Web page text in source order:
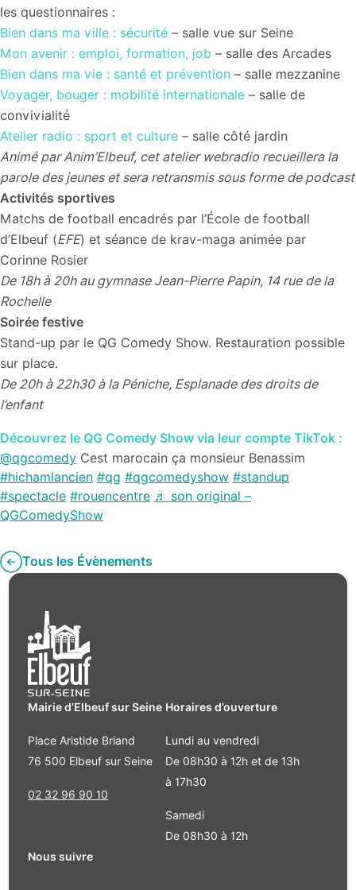
les questionnaires :
Bien dans ma ville : sécurité – salle vue sur Seine
Mon avenir : emploi, formation, job – salle des Arcades
Bien dans ma vie : santé et prévention – salle mezzanine
Voyager, bouger : mobilité internationale – salle de
convivialité
Atelier radio : sport et culture – salle côté jardin
Animé par Anim’Elbeuf, cet atelier webradio recueillera la
parole des jeunes et sera retransmis sous forme de podcast
Activités sportives
Matchs de football encadrés par l’École de football
d’Elbeuf (EFE) et séance de krav-maga animée par
Corinne Rosier
De 18h à 20h au gymnase Jean-Pierre Papin, 14 rue de la
Rochelle
Soirée festive
Stand-up par le QG Comedy Show. Restauration possible
sur place.
De 20h à 22h30 à la Péniche, Esplanade des droits de
l’enfant
Découvrez le QG Comedy Show via leur compte TikTok :
@qgcomedy Cest marocain ça monsieur Benassim
#hichamlancien #qg #qgcomedyshow #standup
#spectacle #rouencentre ♬ son original –
QGComedyShow
Tous les Évènements
Mairie d’Elbeuf sur Seine
Place Aristide Briand
76 500 Elbeuf sur Seine
02 32 96 90 10
Horaires d’ouverture
Lundi au vendredi
De 08h30 à 12h et de 13h
à 17h30
Samedi
De 08h30 à 12h
Nous suivre